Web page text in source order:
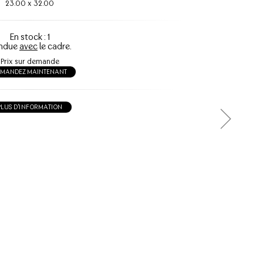
23.00 x32.00
En stock : 1
avecle cadre.
Prix sur demande
MAINTENANT
D'INFORMATION